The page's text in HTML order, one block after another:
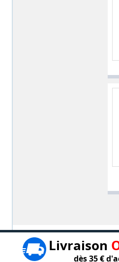
Livraison
dès 35 €